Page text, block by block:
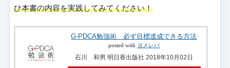
ひ本書の内容を実践してみてください！
G-PDCA勉強術 必ず目標達成できる方法
posted with ヨメレバ
石川 和男 明日香出版社 2018年10月02日